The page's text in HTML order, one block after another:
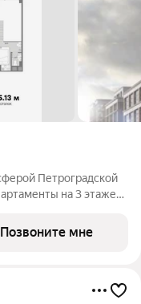
Петроградской
на 3 этаже
с эстетикой
Позвоните мне